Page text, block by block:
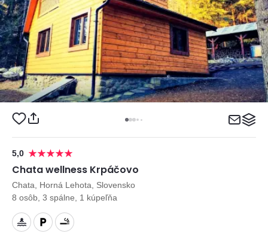
5,0
Chata wellness Krpáčovo
Chata, Horná Lehota, Slovensko
8 osôb, 3 spálne, 1 kúpeľňa